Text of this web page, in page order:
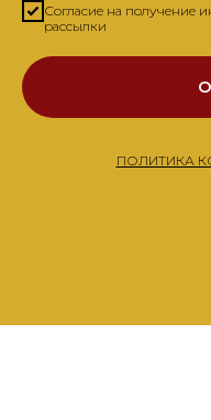
Согласие на получение
рассылки
ПОЛИТИКА